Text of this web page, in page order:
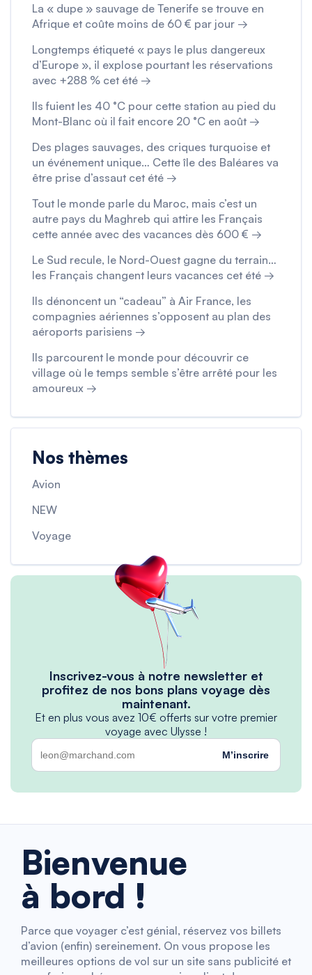
La « dupe » sauvage de Tenerife se trouve en
Afrique et coûte moins de 60 € par jour →
Longtemps étiqueté « pays le plus dangereux
d’Europe », il explose pourtant les réservations
avec +288 % cet été →
Ils fuient les 40 °C pour cette station au pied du
Mont-Blanc où il fait encore 20 °C en août →
Des plages sauvages, des criques turquoise et
un événement unique… Cette île des Baléares va
être prise d’assaut cet été →
Tout le monde parle du Maroc, mais c’est un
autre pays du Maghreb qui attire les Français
cette année avec des vacances dès 600 € →
Le Sud recule, le Nord-Ouest gagne du terrain…
les Français changent leurs vacances cet été →
Ils dénoncent un “cadeau” à Air France, les
compagnies aériennes s’opposent au plan des
aéroports parisiens →
Ils parcourent le monde pour découvrir ce
village où le temps semble s’être arrêté pour les
amoureux →
Nos thèmes
Avion
NEW
Voyage
Inscrivez-vous à notre newsletter et
profitez de nos bons plans voyage dès
maintenant.
Et en plus vous avez 10€ offerts sur votre premier
voyage avec Ulysse !
M’inscrire
Bienvenue
à bord !
Parce que voyager c’est génial, réservez vos billets
d’avion (enfin) sereinement. On vous propose les
meilleures options de vol sur un site sans publicité et